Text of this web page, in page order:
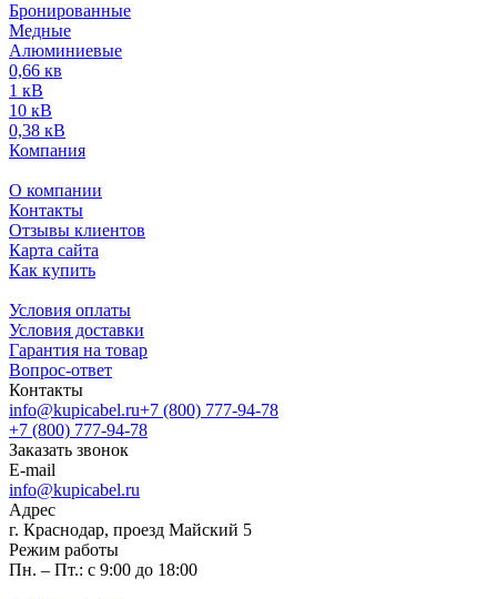
Бронированные
Медные
Алюминиевые
0,66 кв
1 кВ
10 кВ
0,38 кВ
Компания
О компании
Контакты
Отзывы клиентов
Карта сайта
Как купить
Условия оплаты
Условия доставки
Гарантия на товар
Вопрос-ответ
Контакты
info@kupicabel.ru+7 (800) 777-94-78
+7 (800) 777-94-78
Заказать звонок
E-mail
info@kupicabel.ru
Адрес
г. Краснодар, проезд Майский 5
Режим работы
Пн. – Пт.: с 9:00 до 18:00